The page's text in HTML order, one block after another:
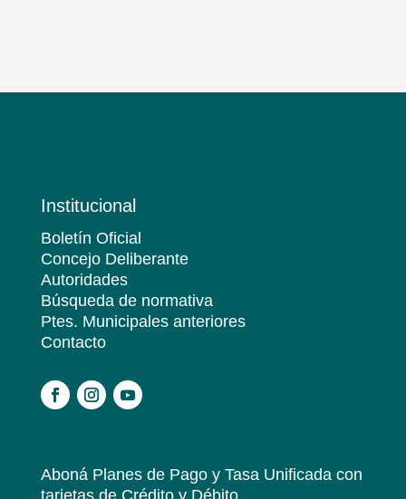
Institucional
Boletín Oficial
Concejo Deliberante
Autoridades
Búsqueda de normativa
Ptes. Municipales anteriores
Contacto
Aboná Planes de Pago y Tasa Unificadacon